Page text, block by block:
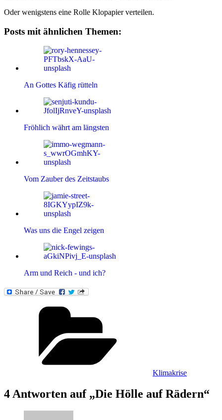
Oder wenigstens eine Rolle Klopapier verteilen.
Posts mit ähnlichen Themen:
An Gottes Käfig rütteln
Fröhlich währt am längsten
Vom Zauber des Zeitstaubs
Was uns die Engel zeigen
Arm und Reich - und ich?
Klimakrise
4 Antworten auf „Die Hölle auf Rädern“